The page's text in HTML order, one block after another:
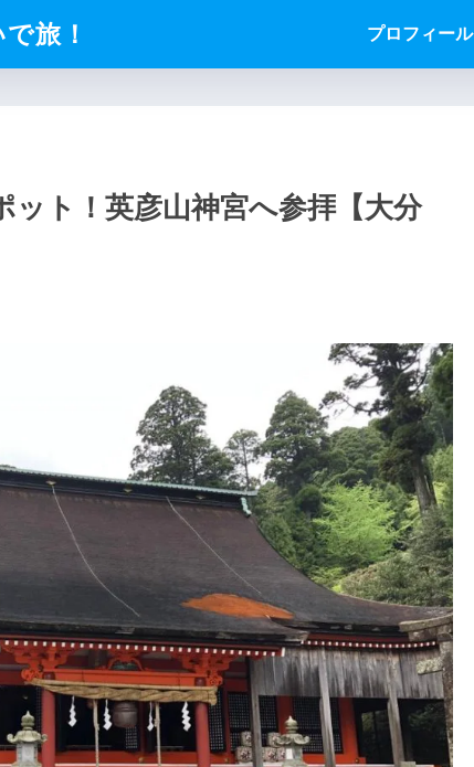
旅！ プロフィール
ット！英彦山神宮へ参拝【大分